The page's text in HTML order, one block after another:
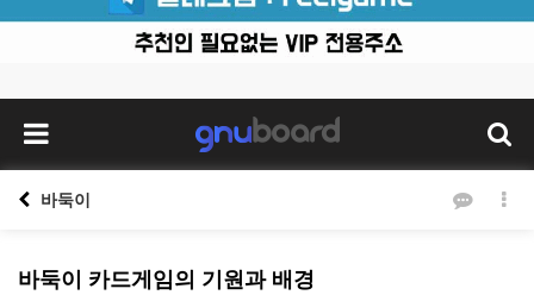
바둑이
바둑이 카드게임의 기원과 배경